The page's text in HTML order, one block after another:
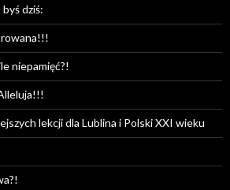
byś dziś:
niepamięć?!
lekcji dla Lublina i Polski XXI wieku